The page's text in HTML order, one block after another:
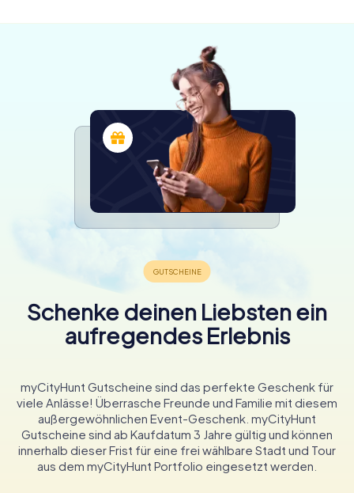
Schenke deinen Liebsten ein
aufregendes Erlebnis
myCityHunt Gutscheine sind das perfekte Geschenk für
viele Anlässe! Überrasche Freunde und Familie mit diesem
außergewöhnlichen Event-Geschenk. myCityHunt
Gutscheine sind ab Kaufdatum 3 Jahre gültig und können
innerhalb dieser Frist für eine frei wählbare Stadt und Tour
aus dem myCityHunt Portfolio eingesetzt werden.